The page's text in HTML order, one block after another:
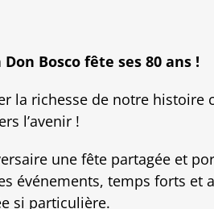
Don Bosco fête ses 80 ans !
la richesse de notre histoire
l’avenir !
une fête partagée et
événements, temps forts et
si particulière.